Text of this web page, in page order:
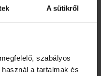
A sütikről
szabályos
a tartalmak és
ételek receptjei: